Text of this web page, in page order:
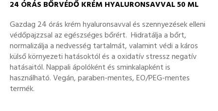
24 ÓRÁS BŐRVÉDŐ KRÉM HYALURONSAVVAL 50 ML
Gazdag 24 órás krém hyaluronsavval és szennyezések elleni
védőpajzzsal az egészséges bőrért. Hidratálja a bőrt,
normalizálja a nedvesség tartalmát, valamint védi a káros
külső környezeti hatásoktól és a oxidatív stressz negatív
hatásaitól. Nappali ápolóként és sminkalapként is
használható. Vegán, paraben-mentes, EO/PEG-mentes
termék.